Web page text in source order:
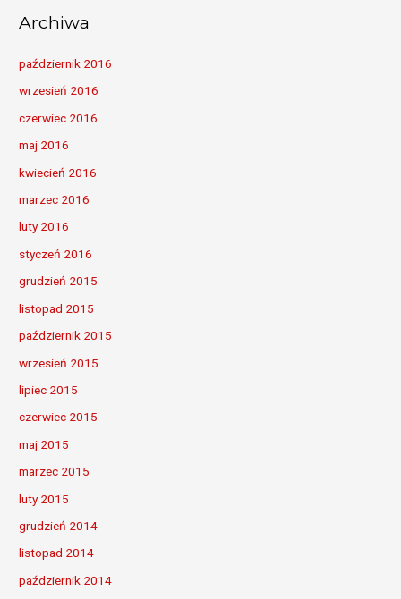
Archiwa
październik 2016
wrzesień 2016
czerwiec 2016
maj 2016
kwiecień 2016
marzec 2016
luty 2016
styczeń 2016
grudzień 2015
listopad 2015
październik 2015
wrzesień 2015
lipiec 2015
czerwiec 2015
maj 2015
marzec 2015
luty 2015
grudzień 2014
listopad 2014
październik 2014